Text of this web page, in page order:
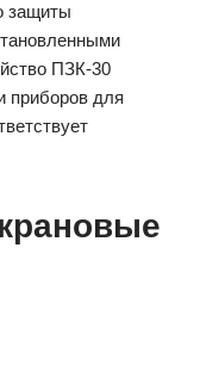
защиты
ПЗК-30
приборов для